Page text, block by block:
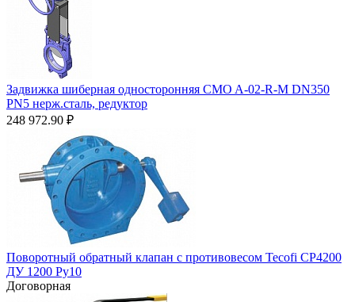
Задвижка шиберная односторонняя CMO A-02-R-М DN350
PN5 нерж.сталь, редуктор
248 972.90 ₽
Поворотный обратный клапан с противовесом Tecofi CP4200
ДУ 1200 Ру10
Договорная